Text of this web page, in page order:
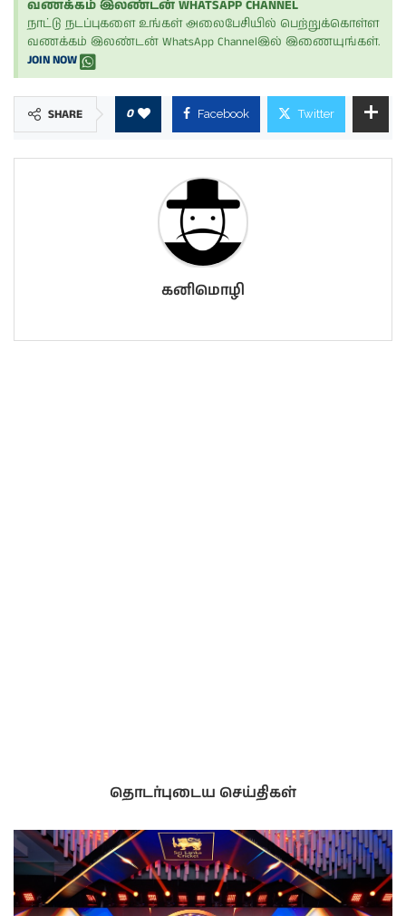
வணக்கம் இலண்டன் WHATSAPP CHANNEL
நாட்டு நடப்புகளை உங்கள் அலைபேசியில் பெற்றுக்கொள்ள
வணக்கம் இலண்டன் WhatsApp Channelஇல் இணையுங்கள்.
JOIN NOW
SHARE 0 Facebook Twitter
கனிமொழி
தொடர்புடைய செய்திகள்